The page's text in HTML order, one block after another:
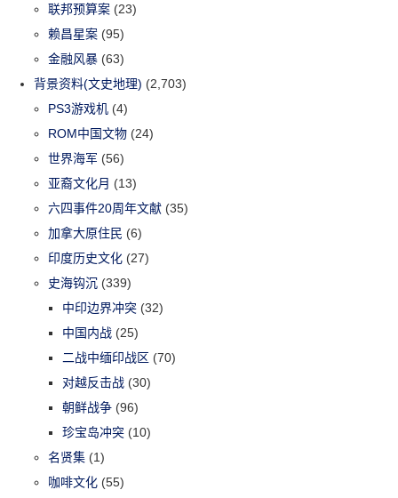
联邦预算案 (23)
赖昌星案 (95)
金融风暴 (63)
背景资料(文史地理) (2,703)
PS3游戏机 (4)
ROM中国文物 (24)
世界海军 (56)
亚裔文化月 (13)
六四事件20周年文献 (35)
加拿大原住民 (6)
印度历史文化 (27)
史海钩沉 (339)
中印边界冲突 (32)
中国内战 (25)
二战中缅印战区 (70)
对越反击战 (30)
朝鲜战争 (96)
珍宝岛冲突 (10)
名贤集 (1)
咖啡文化 (55)